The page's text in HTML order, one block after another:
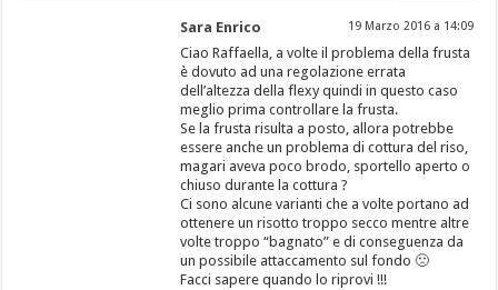
Sara Enrico 19 Marzo 2016 a 14:09
Ciao Raffaella, a volte il problema della frusta
è dovuto ad una regolazione errata
dell’altezza della flexy quindi in questo caso
meglio prima controllare la frusta.
Se la frusta risulta a posto, allora potrebbe
essere anche un problema di cottura del riso,
magari aveva poco brodo, sportello aperto o
chiuso durante la cottura ?
Ci sono alcune varianti che a volte portano ad
ottenere un risotto troppo secco mentre altre
volte troppo “bagnato” e di conseguenza da
un possibile attaccamento sul fondo 🙁
Facci sapere quando lo riprovi !!!